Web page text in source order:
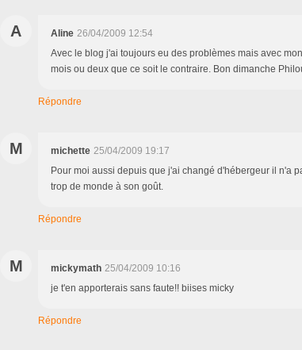
A Aline 26/04/2009 12:54
Avec le blog j'ai toujours eu des problèmes mais avec
mois ou deux que ce soit le contraire. Bon dimanche
Répondre
M michette 25/04/2009 19:17
Pour moi aussi depuis que j'ai changé d'hébergeur il n'a
trop de monde à son goût.
Répondre
M mickymath 25/04/2009 10:16
je t'en apporterais sans faute!! biises micky
Répondre